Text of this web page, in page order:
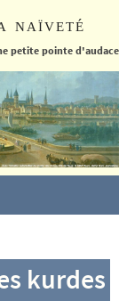
naïveté
petite pointe d'audace
kurdes